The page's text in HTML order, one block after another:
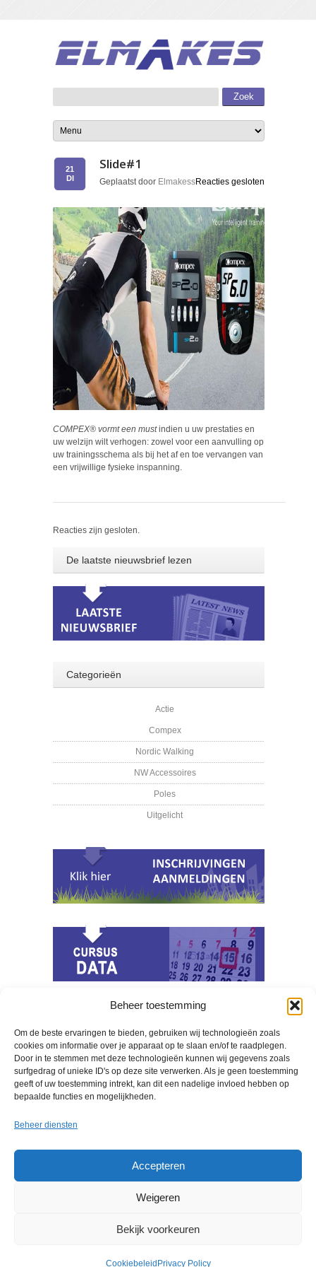
Beheer toestemming
Om de beste ervaringen te bieden, gebruiken wij technologieën zoals
cookies om informatie over je apparaat op te slaan en/of te raadplegen.
Door in te stemmen met deze technologieën kunnen wij gegevens zoals
surfgedrag of unieke ID's op deze site verwerken. Als je geen toestemming
geeft of uw toestemming intrekt, kan dit een nadelige invloed hebben op
bepaalde functies en mogelijkheden.
Beheer diensten
Accepteren
Weigeren
Bekijk voorkeuren
Cookiebeleid Privacy Policy
21
DI
Slide#1
Geplaatst door ElmakessReacties gesloten
COMPEX® vormt een mustindien u uw prestaties en
uw welzijn wilt verhogen: zowel voor een aanvulling op
uw trainingsschema als bij het af en toe vervangen van
een vrijwillige fysieke inspanning.
Reacties zijn gesloten.
De laatste nieuwsbrief lezen
Categorieën
Actie
Compex
Nordic Walking
NW Accessoires
Poles
Uitgelicht
april 2020
oktober 2018
Cookiebeleid (EU)
copyright © 2017 Elmakes,
Corantijnstraat 31, 2071 VD